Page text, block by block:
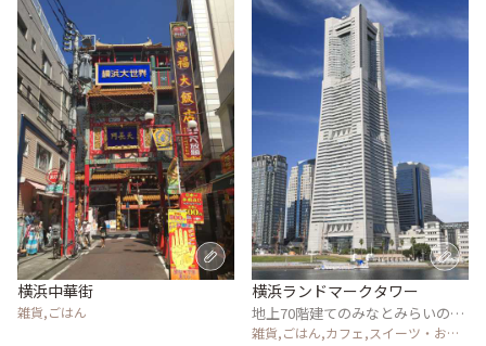
横浜中華街
雑貨,ごはん
横浜ランドマークタワー
地上70階建てのみなとみらいのシ
ンボル
雑貨,ごはん,カフェ,スイーツ・お菓